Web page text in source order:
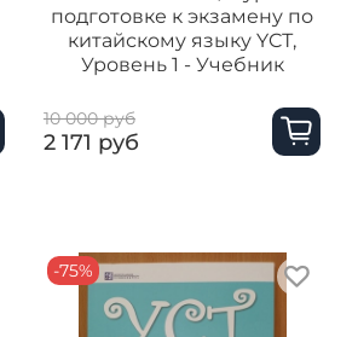
подготовке к экзамену по
китайскому языку YCТ,
Уровень 1 - Учебник
10 000 руб
2 171 руб
-75%